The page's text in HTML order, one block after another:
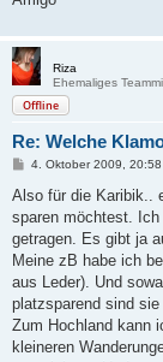
Riza
Ehemaliges
Offline
Re: Welche
B
i
r
a
4. Oktober 2009, 20:58
Also für die Karibik..
sparen möchtest.
getragen. Es gibt ja
Meine zB habe ich
aus Leder). Und
platzsparend sind sie
Zum Hochland kann
kleineren